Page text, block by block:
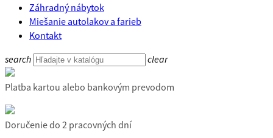
Záhradný nábytok
Miešanie autolakov a farieb
Kontakt
search
clear
Platba kartou alebo bankovým prevodom
Doručenie do 2 pracovných dní